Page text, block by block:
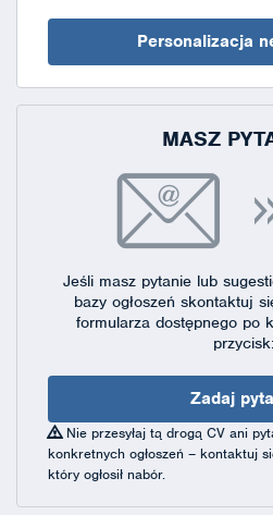
Personalizacja
MASZ
Jeśli masz pytanie lub
bazy ogłoszeń skontaktuj
formularza dostępnegopo
przycisk:
Zadaj
Nie przesyłaj tą drogą CV ani
konkretnych ogłoszeń – kontaktuj
który ogłosił nabór.